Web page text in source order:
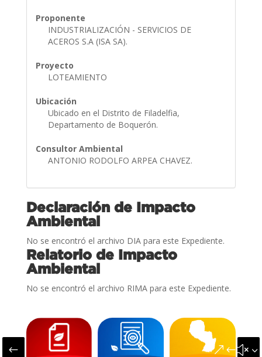
Proponente
INDUSTRIALIZACIÓN - SERVICIOS DE
ACEROS S.A (ISA SA).
Proyecto
LOTEAMIENTO
Ubicación
Ubicado en el Distrito de Filadelfia,
Departamento de Boquerón.
Consultor Ambiental
ANTONIO RODOLFO ARPEA CHAVEZ.
Declaración de Impacto
Ambiental
No se encontró el archivo DIA para este Expediente.
Relatorio de Impacto
Ambiental
No se encontró el archivo RIMA para este Expediente.
#